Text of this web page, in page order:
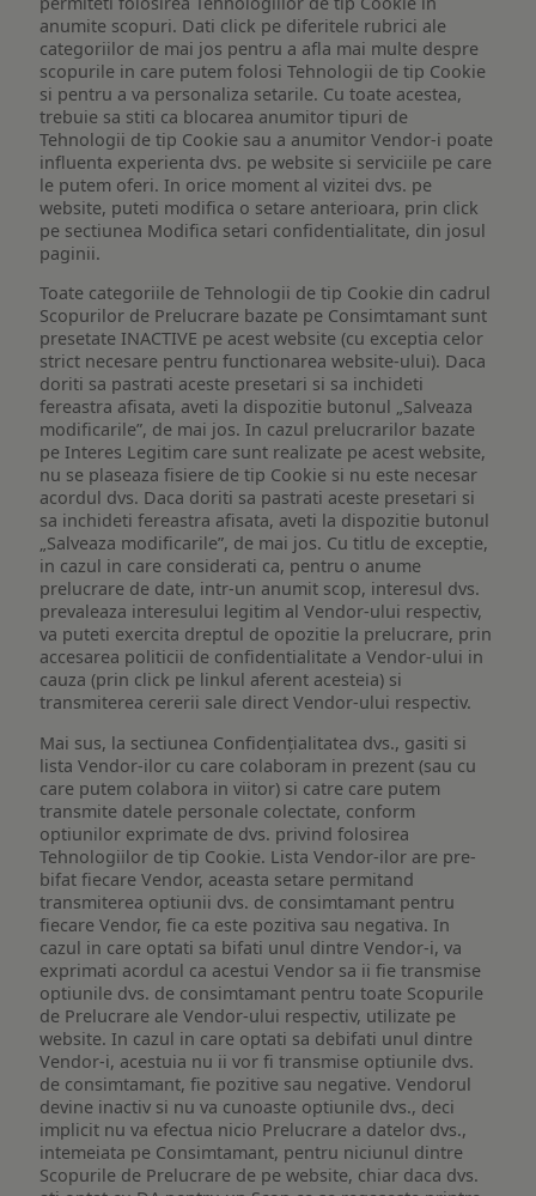
anumite scopuri. Dati click pe diferitele rubrici ale
categoriilor de mai jos pentru a afla mai multe despre
scopurile in care putem folosi Tehnologii de tip Cookie
si pentru a va personaliza setarile. Cu toate acestea,
trebuie sa stiti ca blocarea anumitor tipuri de
Tehnologii de tip Cookie sau a anumitor Vendor-i poate
influenta experienta dvs. pe website si serviciile pe care
le putem oferi. In orice moment al vizitei dvs. pe
website, puteti modifica o setare anterioara, prin click
pe sectiunea Modifica setari confidentialitate, din josul
paginii.
Toate categoriile de Tehnologii de tip Cookie din cadrul
Scopurilor de Prelucrare bazate pe Consimtamant sunt
presetate INACTIVE pe acest website (cu exceptia celor
strict necesare pentru functionarea website-ului). Daca
doriti sa pastrati aceste presetari si sa inchideti
fereastra afisata, aveti la dispozitie butonul „Salveaza
modificarile”, de mai jos. In cazul prelucrarilor bazate
pe Interes Legitim care sunt realizate pe acest website,
nu se plaseaza fisiere de tip Cookie si nu este necesar
acordul dvs. Daca doriti sa pastrati aceste presetari si
sa inchideti fereastra afisata, aveti la dispozitie butonul
„Salveaza modificarile”, de mai jos. Cu titlu de exceptie,
in cazul in care considerati ca, pentru o anume
prelucrare de date, intr-un anumit scop, interesul dvs.
prevaleaza interesului legitim al Vendor-ului respectiv,
va puteti exercita dreptul de opozitie la prelucrare, prin
accesarea politicii de confidentialitate a Vendor-ului in
cauza (prin click pe linkul aferent acesteia) si
transmiterea cererii sale direct Vendor-ului respectiv.
Mai sus, la sectiunea Confidențialitatea dvs., gasiti si
lista Vendor-ilor cu care colaboram in prezent (sau cu
care putem colabora in viitor) si catre care putem
transmite datele personale colectate, conform
optiunilor exprimate de dvs. privind folosirea
Tehnologiilor de tip Cookie. Lista Vendor-ilor are pre-
bifat fiecare Vendor, aceasta setare permitand
transmiterea optiunii dvs. de consimtamant pentru
fiecare Vendor, fie ca este pozitiva sau negativa. In
cazul in care optati sa bifati unul dintre Vendor-i, va
exprimati acordul ca acestui Vendor sa ii fie transmise
optiunile dvs. de consimtamant pentru toate Scopurile
de Prelucrare ale Vendor-ului respectiv, utilizate pe
website. In cazul in care optati sa debifati unul dintre
Vendor-i, acestuia nu ii vor fi transmise optiunile dvs.
de consimtamant, fie pozitive sau negative. Vendorul
devine inactiv si nu va cunoaste optiunile dvs., deci
implicit nu va efectua nicio Prelucrare a datelor dvs.,
intemeiata pe Consimtamant, pentru niciunul dintre
Scopurile de Prelucrare de pe website, chiar daca dvs.